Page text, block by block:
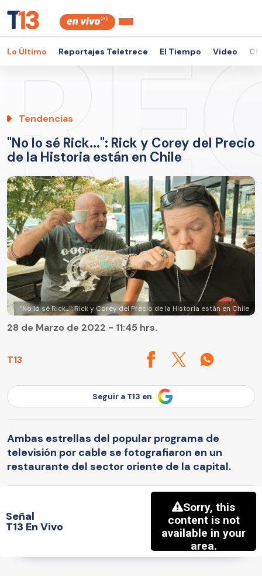
Lo Último Reportajes Teletrece El Tiempo Video
Tendencias
"No lo sé Rick...": Rick y Corey del Precio
de la Historia están en Chile
"No lo sé Rick...": Rick y Corey del Precio de la Historia están en Chile
T13
28 de Marzo de 2022 - 11:45 hrs.
Seguir a T13 en
Ambas estrellas del popular programa de
televisión por cable se fotografiaron en un
restaurante del sector oriente de la capital.
Señal
T13 En Vivo